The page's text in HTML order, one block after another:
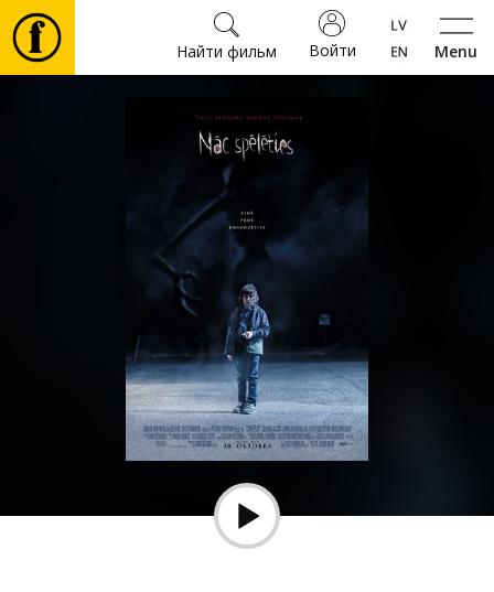
Menu
Войти
Найти фильм
Мероприятия
Новости
Подарки